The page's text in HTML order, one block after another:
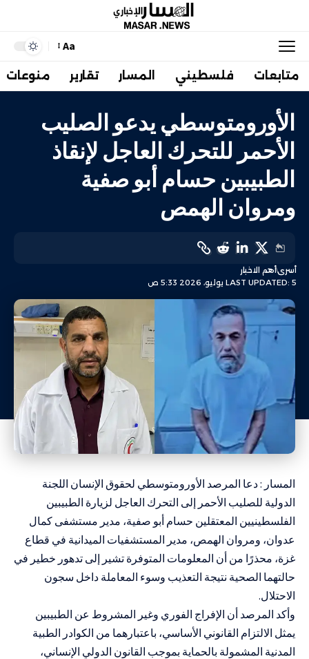
Aa
متابعات فلسطيني المسار تقارير منوعات
الأورومتوسطي يدعو الصليب
الأحمر للتحرك العاجل لإنقاذ
الطبيبين حسام أبو صفية
ومروان الهمص
LAST UPDATED: 5 يوليو، 2026 5:33 ص
أسرىأهم الاخبار
المسار : دعا المرصد الأورومتوسطي لحقوق الإنسان اللجنة
الدولية للصليب الأحمر إلى التحرك العاجل لزيارة الطبيبين
الفلسطينيين المعتقلين حسام أبو صفية، مدير مستشفى كمال
عدوان، ومروان الهمص، مدير المستشفيات الميدانية في قطاع
غزة، محذرًا من أن المعلومات المتوفرة تشير إلى تدهور خطير في
حالتهما الصحية نتيجة التعذيب وسوء المعاملة داخل سجون
الاحتلال.
وأكد المرصد أن الإفراج الفوري وغير المشروط عن الطبيبين
يمثل الالتزام القانوني الأساسي، باعتبارهما من الكوادر الطبية
المدنية المشمولة بالحماية بموجب القانون الدولي الإنساني،